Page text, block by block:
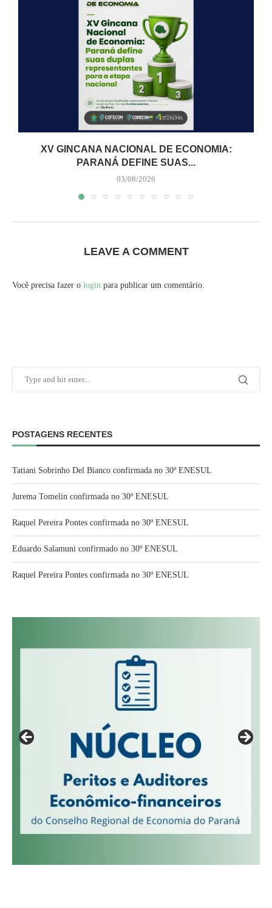
XV GINCANA NACIONAL DE ECONOMIA:
PARANÁ DEFINE SUAS...
03/08/2026
LEAVE A COMMENT
Você precisa fazer o login para publicar um comentário.
POSTAGENS RECENTES
Tatiani Sobrinho Del Bianco confirmada no 30º ENESUL
Jurema Tomelin confirmada no 30º ENESUL
Raquel Pereira Pontes confirmada no 30º ENESUL
Eduardo Salamuni confirmado no 30º ENESUL
Raquel Pereira Pontes confirmada no 30º ENESUL